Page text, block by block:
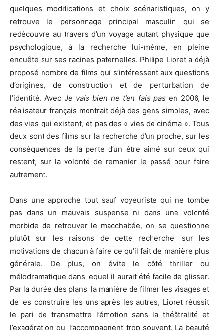
quelques modifications et choix scénaristiques, on y
retrouve le personnage principal masculin qui se
redécouvre au travers d’un voyage autant physique que
psychologique, à la recherche lui-même, en pleine
enquête sur ses racines paternelles. Philipe Lioret a déjà
proposé nombre de films qui s’intéressent aux questions
d’origines, de construction et de perturbation de
l’identité. Avec Je vais bien ne t’en fais pas en 2006, le
réalisateur français montrait déjà des gens simples, avec
des vies qui existent, et pas des « vies de cinéma ». Tous
deux sont des films sur la recherche d’un proche, sur les
conséquences de la perte d’un être aimé sur ceux qui
restent, sur la volonté de remanier le passé pour faire
autrement.
Dans une approche tout sauf voyeuriste qui ne tombe
pas dans un mauvais suspense ni dans une volonté
morbide de retrouver le macchabée, on se questionne
plutôt sur les raisons de cette recherche, sur les
motivations de chacun à faire ce qu’il fait de manière plus
générale. De plus, on évite le côté thriller ou
mélodramatique dans lequel il aurait été facile de glisser.
Par la durée des plans, la manière de filmer les visages et
de les construire les uns après les autres, Lioret réussit
le pari de transmettre l’émotion sans la théâtralité et
l’exagération qui l’accompagnent trop souvent. La beauté